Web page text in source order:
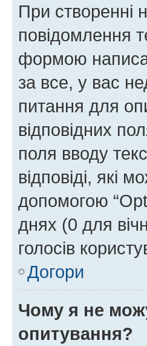
При створенні
повідомлення
формою
за все, у вас
питання для
відповідних
поля вводу
відповіді, які
допомогою
днях (0 для
голосів
Догори
Чому я не
опитування?